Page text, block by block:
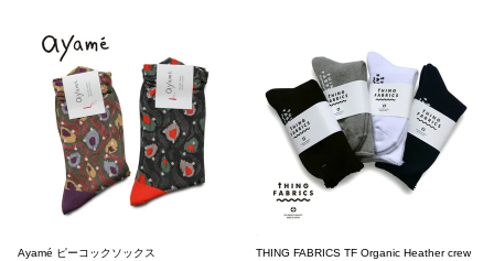
Ayamé ピーコックソックス
THING FABRICS TF Organic Heather crew